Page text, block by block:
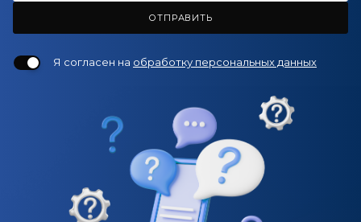
ОТПРАВИТЬ
Я согласен на обработку персональных данных